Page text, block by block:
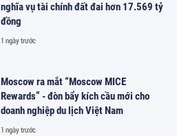
nghĩa vụ tài chính đất đai hơn 17.569 tỷ
đồng
1 ngày trước
Moscow ra mắt “Moscow MICE
Rewards” - đòn bẩy kích cầu mới cho
doanh nghiệp du lịch Việt Nam
1 ngày trước